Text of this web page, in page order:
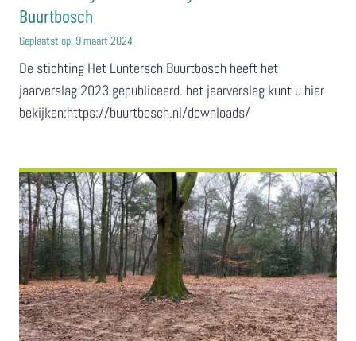
Buurtbosch
Geplaatst op: 9 maart 2024
De stichting Het Luntersch Buurtbosch heeft het
jaarverslag 2023 gepubliceerd. het jaarverslag kunt u hier
bekijken:https://buurtbosch.nl/downloads/